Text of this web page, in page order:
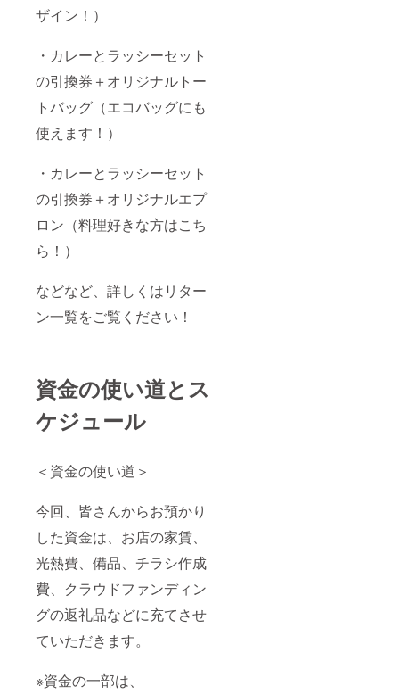
ザイン！）
・カレーとラッシーセット
の引換券＋オリジナルトー
トバッグ（エコバッグにも
使えます！）
・カレーとラッシーセット
の引換券＋オリジナルエプ
ロン（料理好きな方はこち
ら！）
などなど、詳しくはリター
ン一覧をご覧ください！
資金の使い道とス
ケジュール
＜資金の使い道＞
今回、皆さんからお預かり
した資金は、お店の家賃、
光熱費、備品、チラシ作成
費、クラウドファンディン
グの返礼品などに充てさせ
ていただきます。
※資金の一部は、